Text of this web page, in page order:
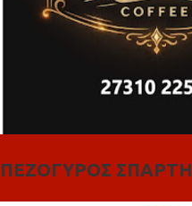
ΠΕΖΟΓΥΡΟΣ ΣΠΑΡΤΗ